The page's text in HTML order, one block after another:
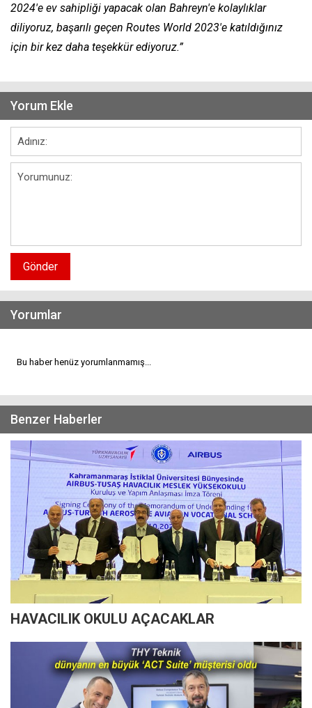
2024'e ev sahipliği yapacak olan Bahreyn'e kolaylıklar
diliyoruz, başarılı geçen Routes World 2023'e katıldığınız
için bir kez daha teşekkür ediyoruz.”
Yorum Ekle
Gönder
Yorumlar
Bu haber henüz yorumlanmamış...
Benzer Haberler
HAVACILIK OKULU AÇACAKLAR